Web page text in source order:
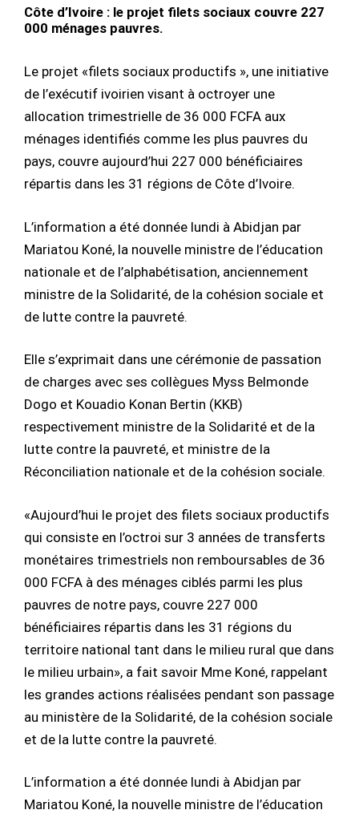
Côte d’Ivoire : le projet filets sociaux couvre 227
000 ménages pauvres.
Le projet «filets sociaux productifs », une initiative
de l’exécutif ivoirien visant à octroyer une
allocation trimestrielle de 36 000 FCFA aux
ménages identifiés comme les plus pauvres du
pays, couvre aujourd’hui 227 000 bénéficiaires
répartis dans les 31 régions de Côte d’Ivoire.
L’information a été donnée lundi à Abidjan par
Mariatou Koné, la nouvelle ministre de l’éducation
nationale et de l’alphabétisation, anciennement
ministre de la Solidarité, de la cohésion sociale et
de lutte contre la pauvreté.
Elle s’exprimait dans une cérémonie de passation
de charges avec ses collègues Myss Belmonde
Dogo et Kouadio Konan Bertin (KKB)
respectivement ministre de la Solidarité et de la
lutte contre la pauvreté, et ministre de la
Réconciliation nationale et de la cohésion sociale.
«Aujourd’hui le projet des filets sociaux productifs
qui consiste en l’octroi sur 3 années de transferts
monétaires trimestriels non remboursables de 36
000 FCFA à des ménages ciblés parmi les plus
pauvres de notre pays, couvre 227 000
bénéficiaires répartis dans les 31 régions du
territoire national tant dans le milieu rural que dans
le milieu urbain», a fait savoir Mme Koné, rappelant
les grandes actions réalisées pendant son passage
au ministère de la Solidarité, de la cohésion sociale
et de la lutte contre la pauvreté.
L’information a été donnée lundi à Abidjan par
Mariatou Koné, la nouvelle ministre de l’éducation